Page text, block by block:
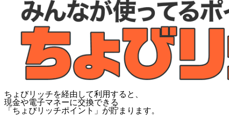
ちょびリッチを経由して利用すると、
現金や電子マネーに交換できる
「 ちょびリッチポイント 」が貯まります。